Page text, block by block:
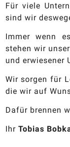
Für viele
sind wir
Immer wenn
stehen wir
und erwiesener
Wir sorgen für
die wir auf
Dafür brennen
Ihr Tobias